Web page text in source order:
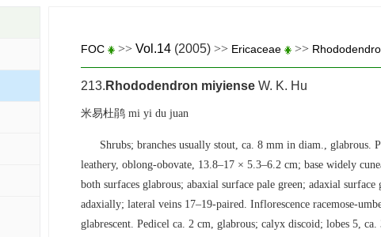
FOC >> Vol.14 (2005) >> Ericaceae >>
213. Rhododendron miyiense W. K. Hu
米易杜鹃 mi yi du juan
Shrubs; branches usually stout, ca. 8 mm in diam., glabrous.
leathery, oblong-obovate, 13.8–17 × 5.3–6.2 cm; base widely
both surfaces glabrous; abaxial surface pale green; adaxial
adaxially; lateral veins 17–19-paired. Inflorescence racemose-
glabrescent. Pedicel ca. 2 cm, glabrous; calyx discoid; lobes 5,